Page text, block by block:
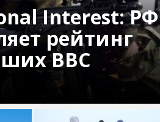
Interest: РФ
рейтинг
ВВС